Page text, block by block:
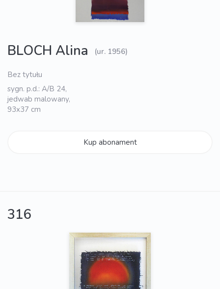
BLOCH Alina (ur. 1956)
Bez tytułu
sygn. p.d.: A/B 24,
jedwab malowany,
93x37 cm
Kup abonament
316